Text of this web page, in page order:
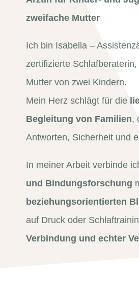
zweifache Mutter
Ich bin Isabella –
zertifizierte
Mutter von zwei Kindern.
Mein Herz schlägt für die
Begleitung von Familien,
Antworten, Sicherheit und
In meiner Arbeit verbinde
und Bindungsforschung
beziehungsorientierten
auf Druck oder
Verbindung und echter